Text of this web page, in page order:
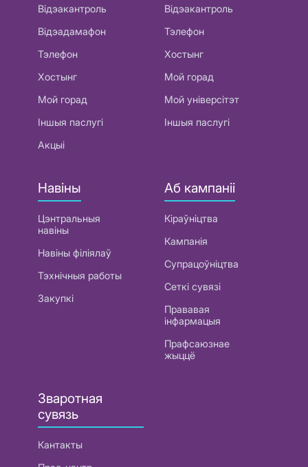
Відэакантроль
Відэадамафон
Тэлефон
Хостынг
Мой горад
Іншыя паслугі
Акцыі
Відэакантроль
Тэлефон
Хостынг
Мой горад
Мой універсітэт
Іншыя паслугі
Навіны
Цэнтральныя
навіны
Навіны філіялаў
Тэхнічныя работы
Закупкі
Аб кампаніі
Кіраўніцтва
Кампанія
Супрацоўніцтва
Сеткі сувязі
Прававая
інфармацыя
Прафсаюзнае
жыццё
Зваротная
сувязь
Кантакты